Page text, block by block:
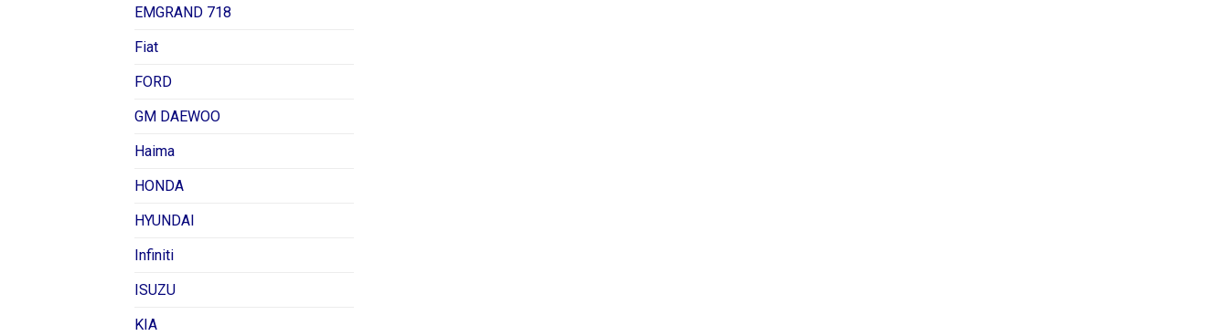
EMGRAND 718
Fiat
FORD
GM DAEWOO
Haima
HONDA
HYUNDAI
Infiniti
ISUZU
KIA